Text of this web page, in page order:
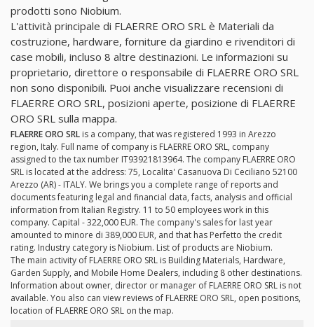
prodotti sono Niobium.
L'attività principale di FLAERRE ORO SRL è Materiali da
costruzione, hardware, forniture da giardino e rivenditori di
case mobili, incluso 8 altre destinazioni. Le informazioni su
proprietario, direttore o responsabile di FLAERRE ORO SRL
non sono disponibili. Puoi anche visualizzare recensioni di
FLAERRE ORO SRL, posizioni aperte, posizione di FLAERRE
ORO SRL sulla mappa.
FLAERRE ORO SRL is a company, that was registered 1993 in Arezzo
region, Italy. Full name of company is FLAERRE ORO SRL, company
assigned to the tax number IT93921813964. The company FLAERRE ORO
SRL is located at the address: 75, Localita' Casanuova Di Ceciliano 52100
Arezzo (AR) - ITALY. We brings you a complete range of reports and
documents featuring legal and financial data, facts, analysis and official
information from Italian Registry. 11 to 50 employees work in this
company. Capital - 322,000 EUR. The company's sales for last year
amounted to minore di 389,000 EUR, and that has Perfetto the credit
rating. Industry category is Niobium. List of products are Niobium.
The main activity of FLAERRE ORO SRL is Building Materials, Hardware,
Garden Supply, and Mobile Home Dealers, including 8 other destinations.
Information about owner, director or manager of FLAERRE ORO SRL is not
available. You also can view reviews of FLAERRE ORO SRL, open positions,
location of FLAERRE ORO SRL on the map.